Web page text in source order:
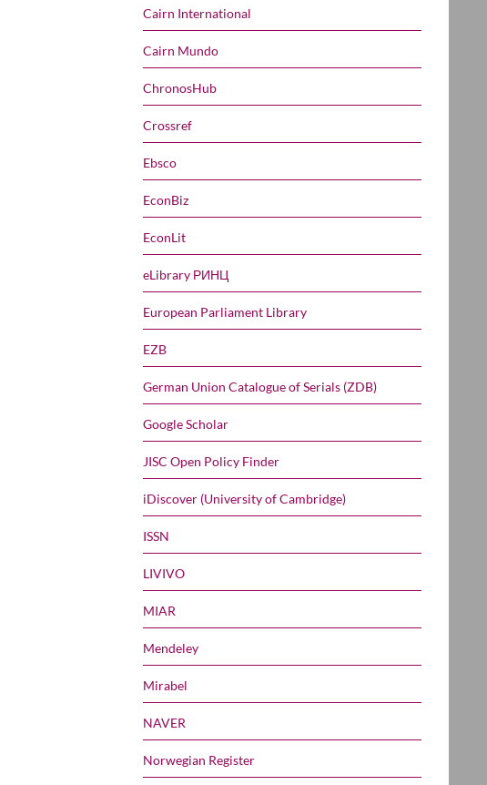
Cairn International
Cairn Mundo
ChronosHub
Crossref
Ebsco
EconBiz
EconLit
eLibrary РИНЦ
European Parliament Library
EZB
German Union Catalogue of Serials (ZDB)
Google Scholar
JISC Open Policy Finder
iDiscover (University of Cambridge)
ISSN
LIVIVO
MIAR
Mendeley
Mirabel
NAVER
Norwegian Register